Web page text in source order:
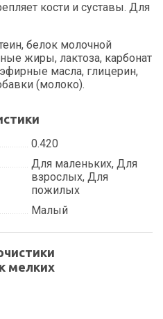
кости и суставы. Для
белок молочной
жиры, лактоза, карбонат
масла, глицерин,
(молоко).
0.420
Для маленьких, Для
взрослых, Для
пожилых
Малый
мелких